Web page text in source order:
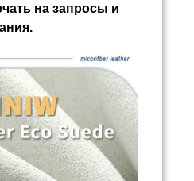
на запросы и